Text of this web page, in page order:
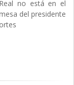
no está en el
del presidente